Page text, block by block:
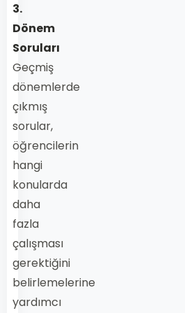
3.
Dönem
Soruları
Geçmiş
dönemlerde
çıkmış
sorular,
öğrencilerin
hangi
konularda
daha
fazla
çalışması
gerektiğini
belirlemelerine
yardımcı